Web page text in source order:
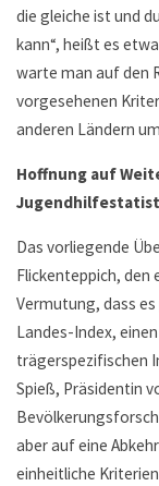
die gleiche ist und
kann“, heißt es
warte man auf den
vorgesehenen
anderen Ländern
Hoffnung auf
Das vorliegende
Flickenteppich, den
Vermutung, dass
Landes-Index,
trägerspezifischen
Spieß, Präsidentin
aber auf eine
einheitliche